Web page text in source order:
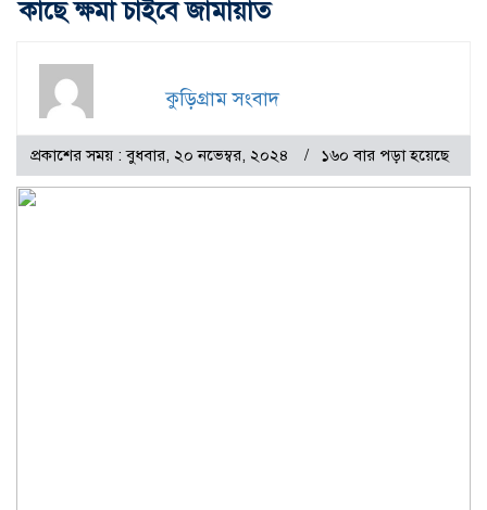
কাছে ক্ষমা চাইবে জামায়াত
কুড়িগ্রাম সংবাদ
প্রকাশের সময় : বুধবার, ২০ নভেম্বর, ২০২৪ ১৬০ বার পড়া হয়েছে